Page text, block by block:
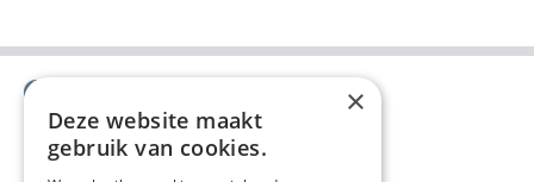
×
Deze website maakt
gebruik van cookies.